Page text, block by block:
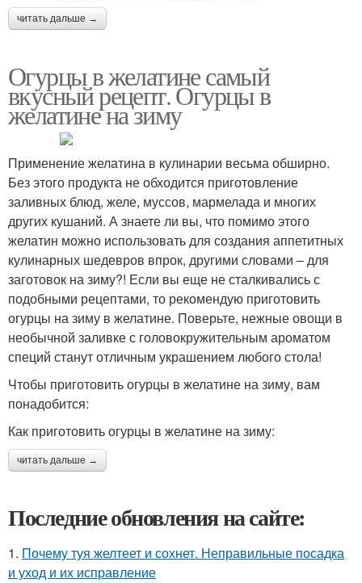
читать дальше →
Огурцы в желатине самый
вкусный рецепт. Огурцы в
желатине на зиму
Применение желатина в кулинарии весьма обширно.
Без этого продукта не обходится приготовление
заливных блюд, желе, муссов, мармелада и многих
других кушаний. А знаете ли вы, что помимо этого
желатин можно использовать для создания аппетитных
кулинарных шедевров впрок, другими словами – для
заготовок на зиму?! Если вы еще не сталкивались с
подобными рецептами, то рекомендую приготовить
огурцы на зиму в желатине. Поверьте, нежные овощи в
необычной заливке с головокружительным ароматом
специй станут отличным украшением любого стола!
Чтобы приготовить огурцы в желатине на зиму, вам
понадобится:
Как приготовить огурцы в желатине на зиму:
читать дальше →
Последние обновления на сайте:
1. Почему туя желтеет и сохнет. Неправильные посадка
и уход и их исправление